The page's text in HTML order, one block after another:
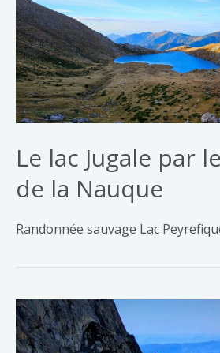
Le lac Jugale par
de la Nauque
Randonnée sauvage Lac